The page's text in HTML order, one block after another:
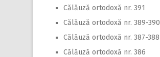
Călăuză ortodoxă nr. 391
Călăuză ortodoxă nr. 389-390
Călăuză ortodoxă nr. 387-388
Călăuză ortodoxă nr. 386